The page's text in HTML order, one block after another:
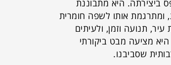
ביצירתה. היא מתבוננת
ומתרגמת אותו לשפה חומרית
תנועה וזמן, ולעיתים
מציעה מבט ביקורתי
שסביבנו.